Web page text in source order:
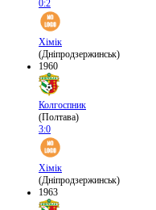
0:2
Хімік
(Дніпродзержинськ)
1960
Колгоспник
(Полтава)
3:0
Хімік
(Дніпродзержинськ)
1963